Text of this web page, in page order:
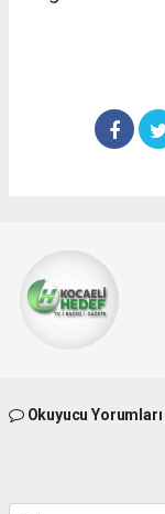
Okuyucu Yorumları